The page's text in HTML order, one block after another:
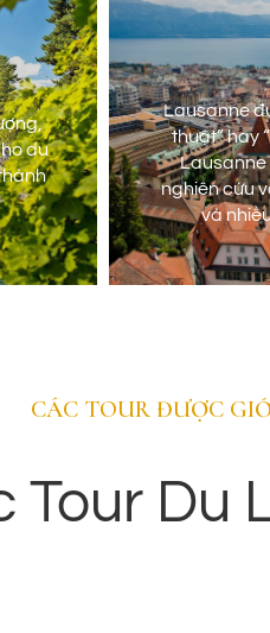
Sĩ, được người Thụy Sĩ
phố liên bang”
du
du
Lausanne
thuật” hay
Lausanne
nghiên cứu
và
nghiên cứu
CÁC TOUR ĐƯỢC
Tour Du